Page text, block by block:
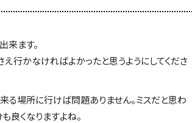
来ます。
行かなければよかったと思うようにしてくださ
る場所に行けば問題ありません。ミスだと思わ
良くなりますよね。